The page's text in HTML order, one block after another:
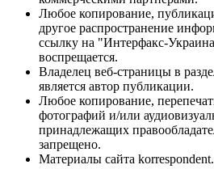
Любое копирование,
другое распространение
ссылку на "Интерфакс-
воспрещается.
Владелец веб-страницы в
является автор публикации.
Любое копирование,
фотографий и/или
принадлежащих
запрещено.
Материалы сайта